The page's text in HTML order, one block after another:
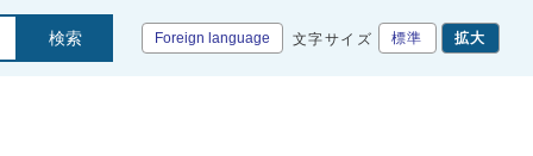
検索 Foreign language 文字サイズ 標準 拡大